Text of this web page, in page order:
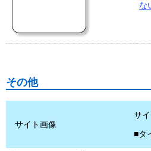
な
その他
サイト画像
サ
■タ